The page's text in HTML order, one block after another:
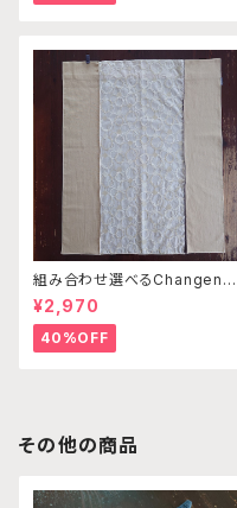
組み合わせ選べるChangenab
leエプロン ※前部分のみ サ
ークル刺繍ベージュ×ベージュ×
ベージュ （※本体部分は別売
りです）
¥2,970
40%OFF
その他の商品